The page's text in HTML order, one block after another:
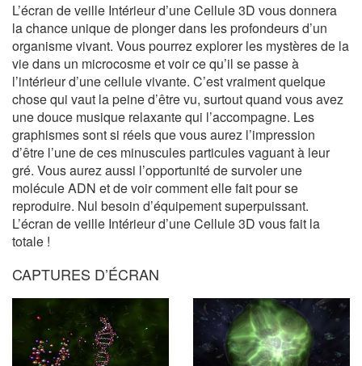
L’écran de veille Intérieur d’une Cellule 3D vous donnera
la chance unique de plonger dans les profondeurs d’un
organisme vivant. Vous pourrez explorer les mystères de la
vie dans un microcosme et voir ce qu’il se passe à
l’intérieur d’une cellule vivante. C’est vraiment quelque
chose qui vaut la peine d’être vu, surtout quand vous avez
une douce musique relaxante qui l’accompagne. Les
graphismes sont si réels que vous aurez l’impression
d’être l’une de ces minuscules particules vaguant à leur
gré. Vous aurez aussi l’opportunité de survoler une
molécule ADN et de voir comment elle fait pour se
reproduire. Nul besoin d’équipement superpuissant.
L’écran de veille Intérieur d’une Cellule 3D vous fait la
totale !
CAPTURES D’ÉCRAN